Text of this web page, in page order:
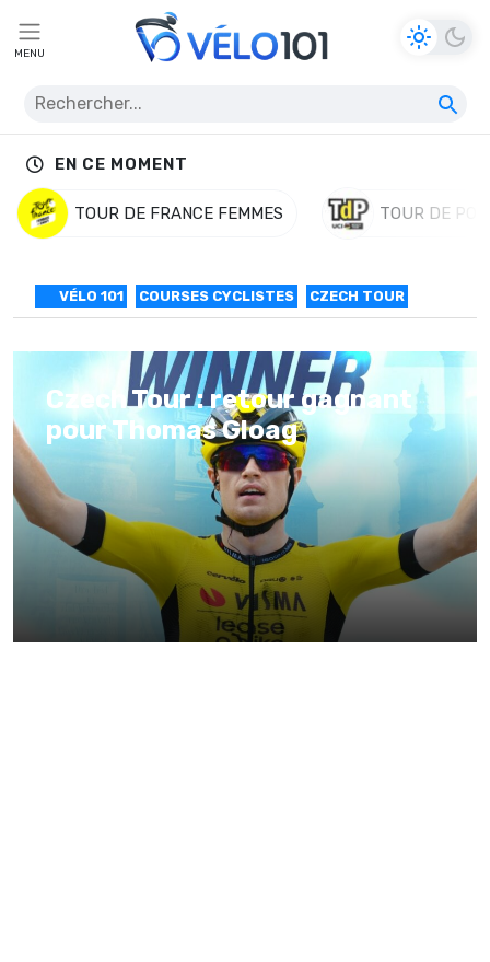
MENU
EN CE MOMENT
TOUR DE FRANCE FEMMES TOUR DE
VÉLO 101 COURSES CYCLISTES CZECH TOUR
Czech Tour : retour gagnant
pour Thomas Gloag